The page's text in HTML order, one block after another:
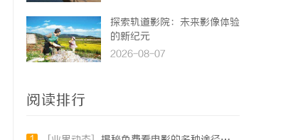
探索轨道影院：未来影像体验
的新纪元
2026-08-07
阅读排行